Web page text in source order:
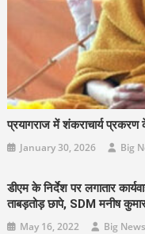
प्रयागराज में शंकराचार्य प्रकरण
January 30, 2026 Big
डीएम के निर्देश पर लगातार
ताबड़तोड़ छापे, SDM मनीष
May 16, 2022 Big